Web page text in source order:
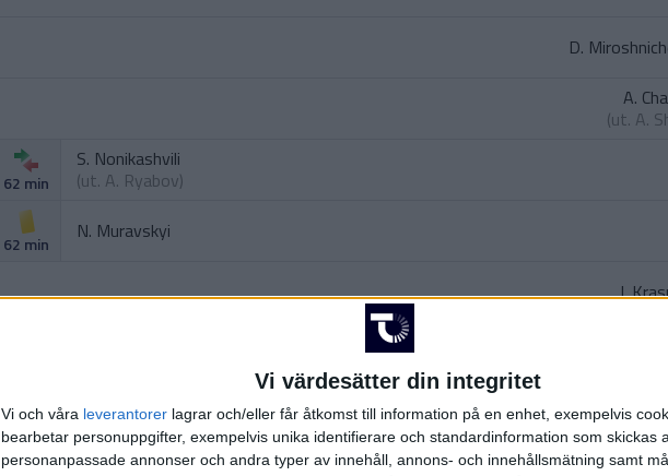
Vi värdesätter din integritet
Vi och våra leverantorer lagrar och/eller får åtkomst till information på en enhet, exempelvis
bearbetar personuppgifter, exempelvis unika identifierare och standardinformation som skickas
personanpassade annonser och andra typer av innehåll, annons- och innehållsmätning samt
D.
A.
(ut. A.
62 min
S. Nonikashvili
(ut. A. Ryabov)
62 min
N. Muravskyi
I.
73 min
D. Kravchuk
(ut.Y. Pastukh)